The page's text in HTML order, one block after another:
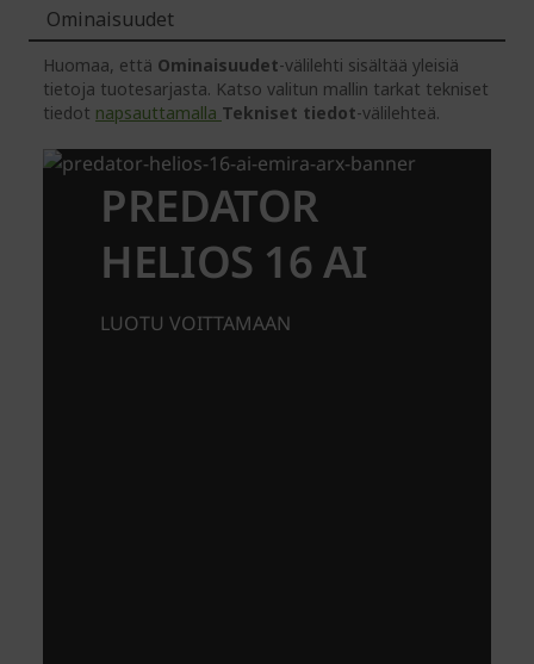
Ominaisuudet
Huomaa, että Ominaisuudet-välilehti sisältää yleisiä
tietoja tuotesarjasta. Katso valitun mallin tarkat tekniset
tiedot napsauttamalla Tekniset tiedot-välilehteä.